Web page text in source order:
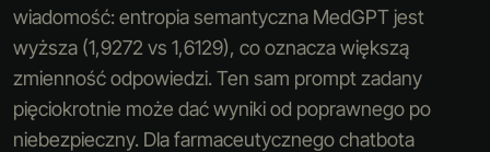
wiadomość: entropia semantyczna MedGPT jest
wyższa (1,9272 vs 1,6129), co oznacza większą
zmienność odpowiedzi. Ten sam prompt zadany
pięciokrotnie może dać wyniki od poprawnego po
niebezpieczny. Dla farmaceutycznego chatbota